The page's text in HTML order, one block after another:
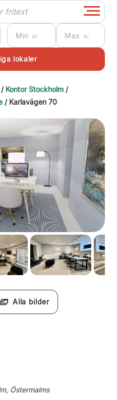
/ Kontor Stockholm /
/ Karlavägen 70
Alla bilder
Östermalms